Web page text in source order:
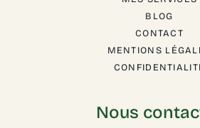
BLOG
CONTACT
MENTIONS
Nous